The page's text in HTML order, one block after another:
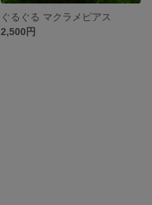
ぐるぐる マクラメピアス
2,500円